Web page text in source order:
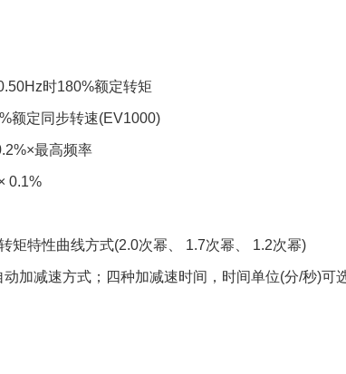
时180%额定转矩
额定同步转速(EV1000)
最高频率
0.1%
矩特性曲线方式(2.0次幂、 1.7次幂、 1.2次幂)
加减速方式；四种加减速时间，时间单位(分/秒)可